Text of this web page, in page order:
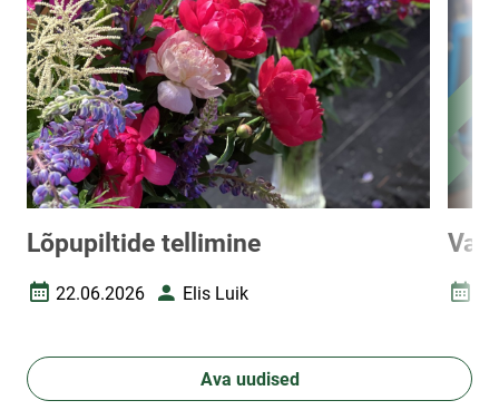
Lõpupiltide tellimine
Loomise kuupäev
22.06.2026 AutorElis Luik
Ava uudised